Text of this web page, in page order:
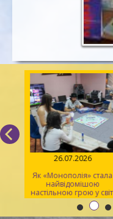
26.07.2026
Як «Монополія» стала
найвідомішою
настільною грою у